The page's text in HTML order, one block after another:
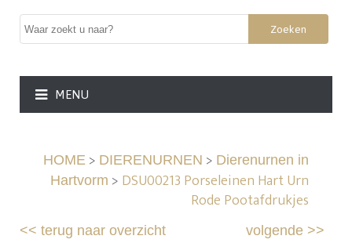
Zoeken
MENU
HOME> DIERENURNEN > Dierenurnen in
Hartvorm > DSU00213 Porseleinen Hart Urn
Rode Pootafdrukjes
<<terug naar overzicht volgende>>